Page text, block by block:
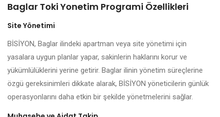
Baglar Toki Yonetim Programi Özellikleri
Site Yönetimi
BİSİYON, Baglar ilindeki apartman veya site yönetimi için
yasalara uygun planlar yapar, sakinlerin haklarını korur ve
yükümlülüklerini yerine getirir. Baglar ilinin yönetim süreçlerine
özgü gereksinimleri dikkate alarak, BİSİYON yöneticilerin günlük
operasyonlarını daha etkin bir şekilde yönetmelerini sağlar.